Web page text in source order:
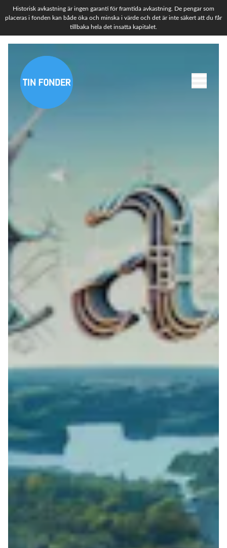
Historisk avkastning är ingen garanti för framtida avkastning. De pengar som
placeras i fonden kan både öka och minska i värde och det är inte säkert att du får
tillbaka hela det insatta kapitalet.